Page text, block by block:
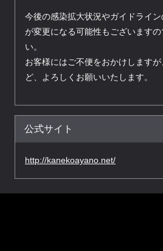
今後の感染拡大状況やガイドライ
が変更になる可能性もございます
い。
お客様にはご不便をおかけします
ど、よろしくお願いいたします。
公式サイト
http://kanekoayano.net/